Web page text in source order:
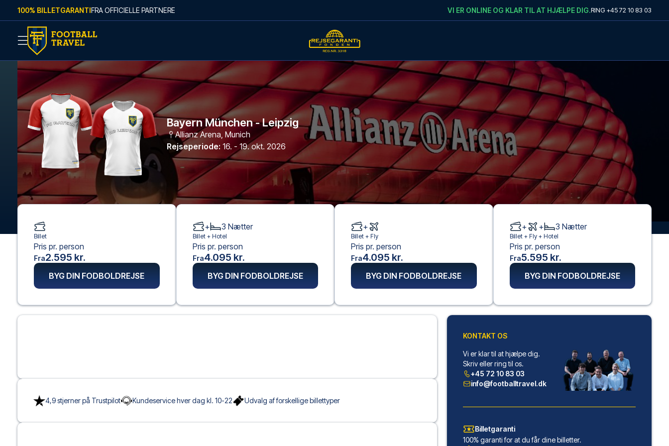
Skip to content
100% BILLETGARANTIFRA OFFICIELLE PARTNERE VI ER ONLINE OG KLAR TIL AT HJÆLPE DIG.RING +45 72 10 83 03
Bayern München - Leipzig
Allianz Arena, Munich
Rejseperiode: 16. - 19. okt. 2026
4,9 stjerner på Trustpilot Kundeservice hver dag kl. 10-22 Udvalg af forskellige billettyper
Billet
Pris pr. person
Fra2.595 kr.
BYG DIN FODBOLDREJSE
+ 3 Nætter
Billet + Hotel
Pris pr. person
Fra4.095 kr.
BYG DIN FODBOLDREJSE
+
Billet + Fly
Pris pr. person
Fra4.095 kr.
BYG DIN FODBOLDREJSE
+ + 3 Nætter
Billet + Fly+ Hotel
Pris pr. person
Fra5.595 kr.
BYG DIN FODBOLDREJSE
KONTAKT OS
Vi er klar til at hjælpe dig.
Skriv eller ring til os.
+45 72 10 83 03
info@footballtravel.dk
Billetgaranti
100% garanti for at du får dine billetter.